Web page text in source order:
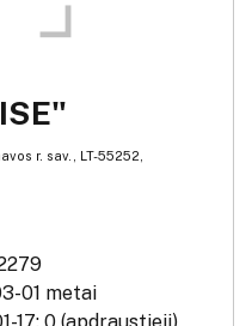
r. sav., LT-55252,
01 metai